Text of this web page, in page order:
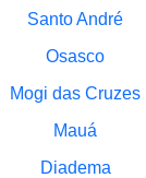
Santo André
Osasco
Mogi das Cruzes
Mauá
Diadema